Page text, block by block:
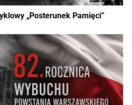
„Posterunek Pamięci”